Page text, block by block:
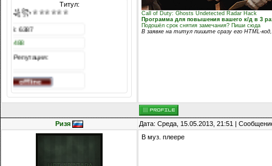
Титул:
♕♕♕♕♕♕꧁꧂♕♕♕♕♕♕Call of Duty: Ghosts Undetected Radar Hack
Программа для повышения вашего к/д в 3
Подошёл срок снятия замечания? Пиши сюда
В заявке на титул пишите сразу его HTML-
Ризя Дата: Среда, 15.05.2013, 21:51 |
В муз. плеере